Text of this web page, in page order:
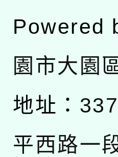
Powered
園市大園
地址：
平西路一